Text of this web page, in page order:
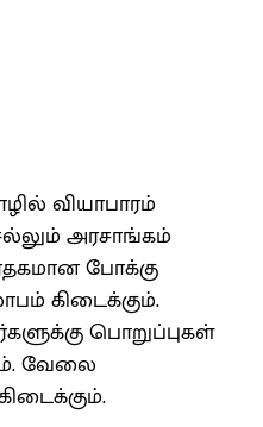
வியாபாரம்
அரசாங்கம்
போக்கு
கிடைக்கும்.
பொறுப்புகள்
வேலை